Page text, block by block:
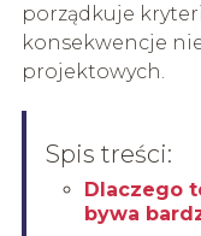
porządkuje
konsekwencje
projektowych.
Spis treści:
Dlaczego
bywa